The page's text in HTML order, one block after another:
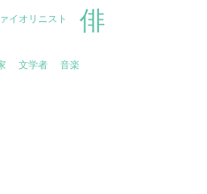
イオリニスト
俳
文学者 音楽